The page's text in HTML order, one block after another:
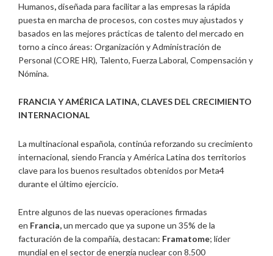
Humanos,diseñada para facilitar a las empresas la rápida
puesta en marcha de procesos, con costes muy ajustados y
basados en las mejores prácticas de talento del mercado en
torno a cinco áreas: Organización y Administración de
Personal (CORE HR), Talento, Fuerza Laboral, Compensación y
Nómina.
FRANCIA Y AMÉRICA LATINA, CLAVES DEL CRECIMIENTO
INTERNACIONAL
La multinacional española, continúa reforzando su crecimiento
internacional, siendo Francia y América Latina dos territorios
clave para los buenos resultados obtenidos por Meta4
durante el último ejercicio.
Entre algunos de las nuevas operaciones firmadas
en Francia,un mercado que ya supone un 35% de la
facturación de la compañía, destacan: Framatome; líder
mundial en el sector de energía nuclear con 8.500